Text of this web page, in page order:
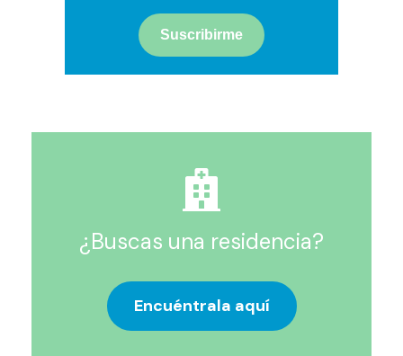
¿Buscas una residencia?
Encuéntrala aquí